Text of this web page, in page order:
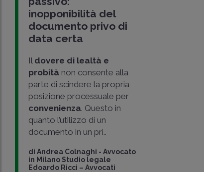
inopponibilità del
documento privo di
data certa
Il dovere di lealtà e
probità non consente alla
parte di scindere la propria
posizione processuale per
convenienza. Questo in
quanto l’utilizzo di un
documento in un pri..
diAndrea Colnaghi -Avvocato
in Milano Studio legale
Edoardo Ricci – Avvocati